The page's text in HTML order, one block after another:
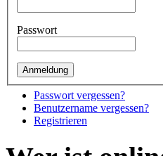
Passwort
Passwort vergessen?
Benutzername vergessen?
Registrieren